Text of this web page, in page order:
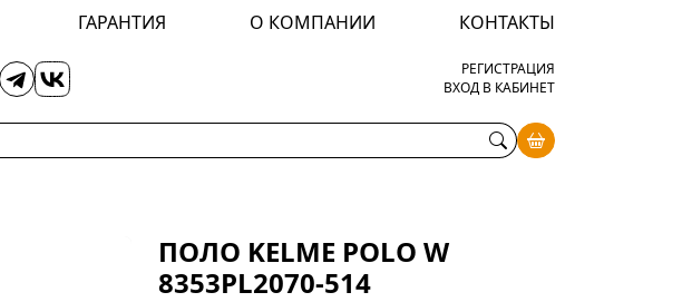
ГАРАНТИЯ О КОМПАНИИ
КОНТАКТЫ
РЕГИСТРАЦИЯ
ВХОД В КАБИНЕТ
ПОЛО KELME POLO W
8353PL2070-514